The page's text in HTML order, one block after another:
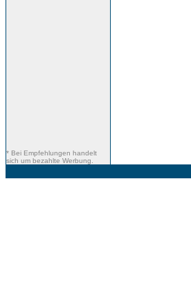
* Bei Empfehlungen handelt
sich um bezahlte Werbung.